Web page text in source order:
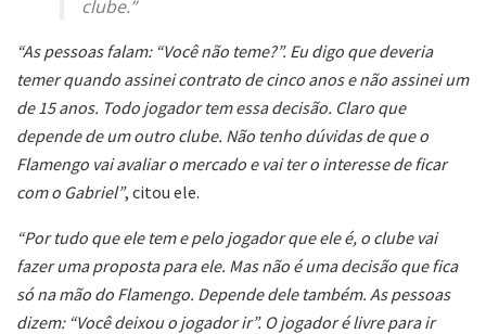
clube.”
“As pessoas falam: “Você não teme?”. Eu digo que deveria
temer quando assinei contrato de cinco anos e não assinei um
de 15 anos. Todo jogador tem essa decisão. Claro que
depende de um outro clube. Não tenho dúvidas de que o
Flamengo vai avaliar o mercado e vai ter o interesse de ficar
com o Gabriel”, citou ele.
“Por tudo que ele tem e pelo jogador que ele é, o clube vai
fazer uma proposta para ele. Mas não é uma decisão que fica
só na mão do Flamengo. Depende dele também. As pessoas
dizem: “Você deixou o jogador ir”. O jogador é livre para ir